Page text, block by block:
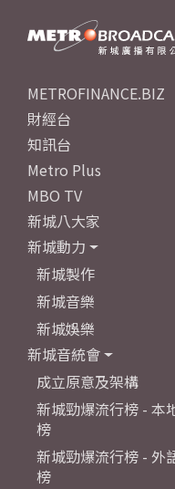
METROFINANCE.BIZ
財經台
知訊台
Metro Plus
MBO TV
新城八大家
新城動力
新城製作
新城音樂
新城娛樂
新城音統會
成立原意及架構
新城勁爆流行榜 - 本
榜
新城勁爆流行榜 - 外
榜